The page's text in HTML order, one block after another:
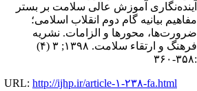
آینده‌نگاری آموزش عالی سلامت بر بستر
مفاهیم بیانیه گام دوم انقلاب اسلامی؛
ضرورت‌ها،‌ محورها و الزامات. نشريه
فرهنگ و ارتقاء سلامت. ۱۳۹۸; ۳ (۴)
:۳۵۸-۳۶۰
URL: http://ijhp.ir/article-۱-۲۳۸-fa.html